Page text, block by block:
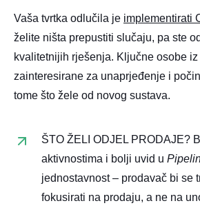
Vaša tvrtka odlučila je implementirati
želite ništa prepustiti slučaju, pa ste
kvalitetnijih rješenja. Ključne osobe iz
zainteresirane za unaprjeđenje i
tome što žele od novog sustava.
ŠTO ŽELI ODJEL PRODAJE?
aktivnostima i bolji uvid u
jednostavnost – prodavač bi se
fokusirati na prodaju, a ne na